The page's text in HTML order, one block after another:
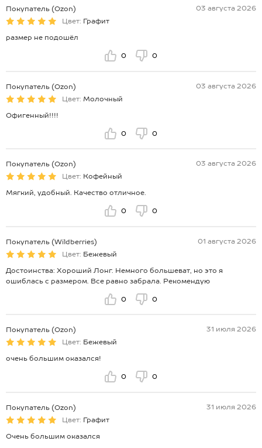
Покупатель (Ozon)
03 августа 2026
Цвет: Графит
размер не подошёл
0 0
Покупатель (Ozon)
03 августа 2026
Цвет: Молочный
Офигенный!!!!
0 0
Покупатель (Ozon)
03 августа 2026
Цвет: Кофейный
Мягкий, удобный. Качество отличное.
0 0
Покупатель (Wildberries)
01 августа 2026
Цвет: Бежевый
Достоинства: Хороший Лонг. Немного большеват, но это я
ошиблась с размером. Все равно забрала. Рекомендую
0 0
Покупатель (Ozon)
31 июля 2026
Цвет: Бежевый
очень большим оказался!
0 0
Покупатель (Ozon)
31 июля 2026
Цвет: Графит
Очень большим оказался